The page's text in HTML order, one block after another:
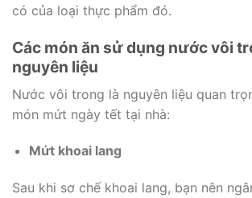
có của loại thực phẩm đó.
Các món ăn sử dụng nước vôi
nguyên liệu
Nước vôi trong là nguyên liệu quan
món mứt ngày tết tại nhà:
Mứt khoai lang
Sau khi sơ chế khoai lang, bạn nên